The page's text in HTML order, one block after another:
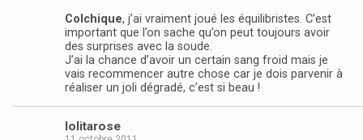
Colchique, j’ai vraiment joué les équilibristes. C’est
important que l’on sache qu’on peut toujours avoir
des surprises avec la soude.
J’ai la chance d’avoir un certain sang froid mais je
vais recommencer autre chose car je dois parvenir à
réaliser un joli dégradé, c’est si beau !
lolitarose